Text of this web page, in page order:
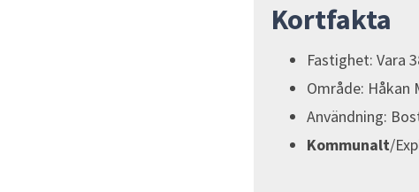
Kortfakta
Fastighet: Vara
Område: Håkan
Användning:
Kommunalt/